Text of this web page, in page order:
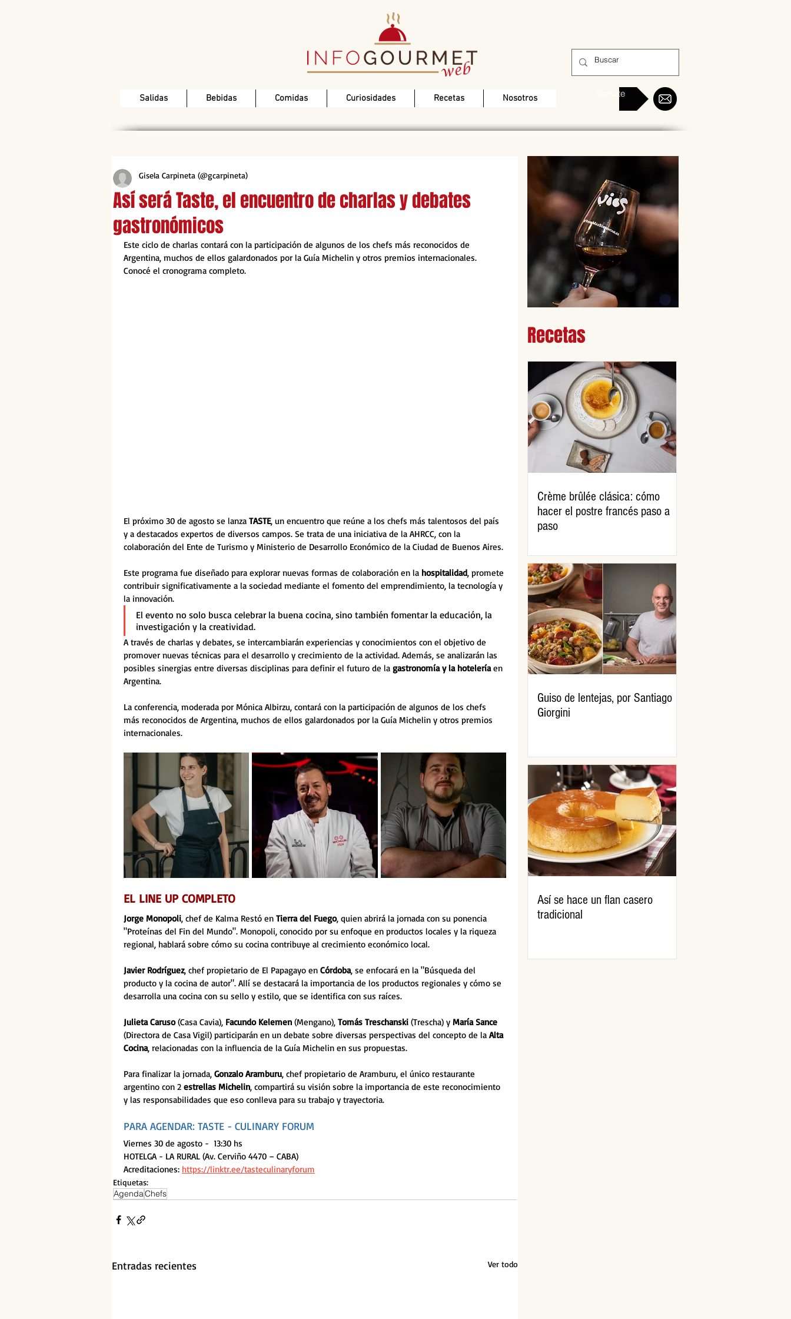
Salidas Bebidas Comidas Curiosidades Recetas Nosotros Sumate
Así será Taste, el encuentro de charlas y debates
gastronómicos
Gisela Carpineta (@gcarpineta)
Este ciclo de charlas contará con la participación de algunos de los chefs más reconocidos de
Argentina, muchos de ellos galardonados por la Guía Michelin y otros premios internacionales.
Conocé el cronograma completo.
El próximo 30 de agosto se lanza TASTE, un encuentro que reúne a los chefs más talentosos del país
y a destacados expertos de diversos campos. Se trata de una iniciativa de la AHRCC, con la
colaboración del Ente de Turismo y Ministerio de Desarrollo Económico de la Ciudad de Buenos Aires.
Este programa fue diseñado para explorar nuevas formas de colaboración en la hospitalidad, promete
contribuir significativamente a la sociedad mediante el fomento del emprendimiento, la tecnología y
la innovación.
El evento no solo busca celebrar la buena cocina, sino también fomentar la educación, la
investigación y la creatividad.
A través de charlas y debates, se intercambiarán experiencias y conocimientos con el objetivo de
promover nuevas técnicas para el desarrollo y crecimiento de la actividad. Además, se analizarán las
posibles sinergias entre diversas disciplinas para definir el futuro de la gastronomía y la hotelería en
Argentina.
La conferencia, moderada por Mónica Albirzu, contará con la participación de algunos de los chefs
más reconocidos de Argentina, muchos de ellos galardonados por la Guía Michelin y otros premios
internacionales.
EL LINE UP COMPLETO
Jorge Monopoli, chef de Kalma Restó en Tierra del Fuego, quien abrirá la jornada con su ponencia
"Proteínas del Fin del Mundo". Monopoli, conocido por su enfoque en productos locales y la riqueza
regional, hablará sobre cómo su cocina contribuye al crecimiento económico local.
Javier Rodríguez, chef propietario de El Papagayo en Córdoba, se enfocará en la "Búsqueda del
producto y la cocina de autor". Allí se destacará la importancia de los productos regionales y cómo se
desarrolla una cocina con su sello y estilo, que se identifica con sus raíces.
Julieta Caruso (Casa Cavia), Facundo Kelemen (Mengano), Tomás Treschanski (Trescha) y María Sance
(Directora de Casa Vigil) participarán en un debate sobre diversas perspectivas del concepto de la Alta
Cocina, relacionadas con la influencia de la Guía Michelin en sus propuestas.
Para finalizar la jornada, Gonzalo Aramburu, chef propietario de Aramburu, el único restaurante
argentino con 2 estrellas Michelin, compartirá su visión sobre la importancia de este reconocimiento
y las responsabilidades que eso conlleva para su trabajo y trayectoria.
PARA AGENDAR: TASTE - CULINARY FORUM
Viernes 30 de agosto -  13:30 hs
HOTELGA - LA RURAL (Av. Cerviño 4470 – CABA)
Acreditaciones: https://linktr.ee/tasteculinaryforum
Etiquetas:
AgendaChefs
Entradas recientes Ver todo
Recetas
Crème brûlée clásica: cómo
hacer el postre francés paso a
paso
Guiso de lentejas, por Santiago
Giorgini
Así se hace un flan casero
tradicional